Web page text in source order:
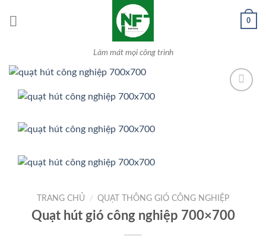
Làm mát mọi công trình
0
TRANG CHỦ / QUẠT THÔNG GIÓ CÔNG NGHIỆP
Quạt hút gió công nghiệp 700×700